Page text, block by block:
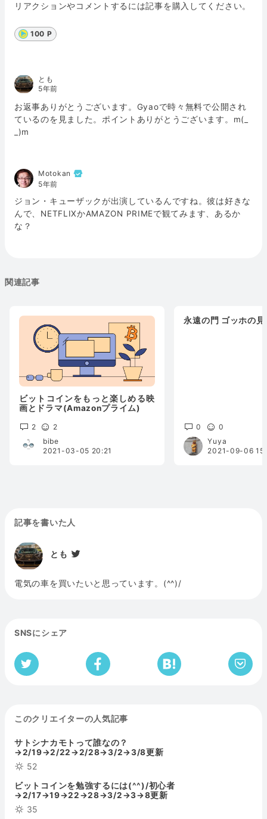
リアクションやコメントするには記事を購入してください。
100 P
とも
5年前
お返事ありがとうございます。Gyaoで時々無料で公開され
ているのを見ました。ポイントありがとうございます。m(_
_)m
Motokan
5年前
ジョン・キューザックが出演しているんですね。彼は好きな
んで、NETFLIXかAMAZON PRIMEで観てみます、あるか
な？
関連記事
ビットコインをもっと楽しめる映
画とドラマ(Amazonプライム)
2
2
bibe
2021-03-05 20:21
永遠の門 ゴッホの見
0
0
Yuya
2021-09-06
記事を書いた人
とも
電気の車を買いたいと思っています。(^^)/
SNSにシェア
このクリエイターの人気記事
サトシナカモトって誰なの？
→2/19→2/22→2/28→3/2→3/8更新
52
ビットコインを勉強するには(^^)/初心者
→2/17→19→22→28→3/2→3→8更新
35